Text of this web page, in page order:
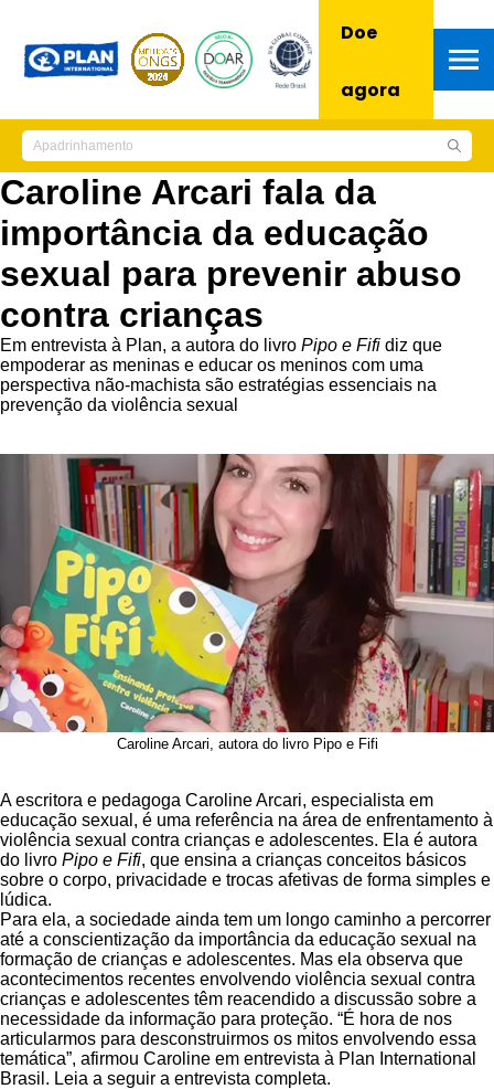
Doe
agora
Caroline Arcari fala da
importância da educação
sexual para prevenir abuso
contra crianças
Em entrevista à Plan, a autora do livro Pipo e Fifi diz que
empoderar as meninas e educar os meninos com uma
perspectiva não-machista são estratégias essenciais na
prevenção da violência sexual
Caroline Arcari, autora do livro Pipo e Fifi
A escritora e pedagoga Caroline Arcari, especialista em
educação sexual, é uma referência na área de enfrentamento à
violência sexual contra crianças e adolescentes. Ela é autora
do livro Pipo e Fifi, que ensina a crianças conceitos básicos
sobre o corpo, privacidade e trocas afetivas de forma simples e
lúdica.
Para ela, a sociedade ainda tem um longo caminho a percorrer
até a conscientização da importância da educação sexual na
formação de crianças e adolescentes. Mas ela observa que
acontecimentos recentes envolvendo violência sexual contra
crianças e adolescentes têm reacendido a discussão sobre a
necessidade da informação para proteção. “É hora de nos
articularmos para desconstruirmos os mitos envolvendo essa
temática”, afirmou Caroline em entrevista à Plan International
Brasil. Leia a seguir a entrevista completa.